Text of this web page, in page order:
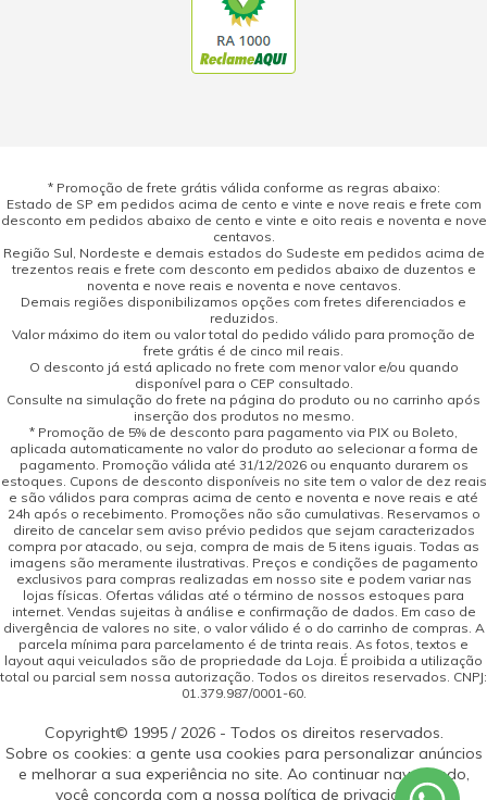
* Promoção de frete grátis válida conforme as regras abaixo:
Estado de SP em pedidos acima de cento e vinte e nove reais e frete com
desconto em pedidos abaixo de cento e vinte e oito reais e noventa e nove
centavos.
Região Sul, Nordeste e demais estados do Sudeste em pedidos acima de
trezentos reais e frete com desconto em pedidos abaixo de duzentos e
noventa e nove reais e noventa e nove centavos.
Demais regiões disponibilizamos opções com fretes diferenciados e
reduzidos.
Valor máximo do item ou valor total do pedido válido para promoção de
frete grátis é de cinco mil reais.
O desconto já está aplicado no frete com menor valor e/ou quando
disponível para o CEP consultado.
Consulte na simulação do frete na página do produto ou no carrinho após
inserção dos produtos no mesmo.
* Promoção de 5% de desconto para pagamento via PIX ou Boleto,
aplicada automaticamente no valor do produto ao selecionar a forma de
pagamento. Promoção válida até 31/12/2026 ou enquanto durarem os
estoques. Cupons de desconto disponíveis no site tem o valor de dez reais
e são válidos para compras acima de cento e noventa e nove reais e até
24h após o recebimento. Promoções não são cumulativas. Reservamos o
direito de cancelar sem aviso prévio pedidos que sejam caracterizados
compra por atacado, ou seja, compra de mais de 5 itens iguais. Todas as
imagens são meramente ilustrativas. Preços e condições de pagamento
exclusivos para compras realizadas em nosso site e podem variar nas
lojas físicas. Ofertas válidas até o término de nossos estoques para
internet. Vendas sujeitas à análise e confirmação de dados. Em caso de
divergência de valores no site, o valor válido é o do carrinho de compras. A
parcela mínima para parcelamento é de trinta reais. As fotos, textos e
layout aqui veiculados são de propriedade da Loja. É proibida a utilização
total ou parcial sem nossa autorização. Todos os direitos reservados. CNPJ:
01.379.987/0001-60.
Copyright© 1995 / 2026 - Todos os direitos reservados.
Sobre os cookies: a gente usa cookies para personalizar anúncios
e melhorar a sua experiência no site. Ao continuar navegando,
você concorda com a nossa política de privacidade.